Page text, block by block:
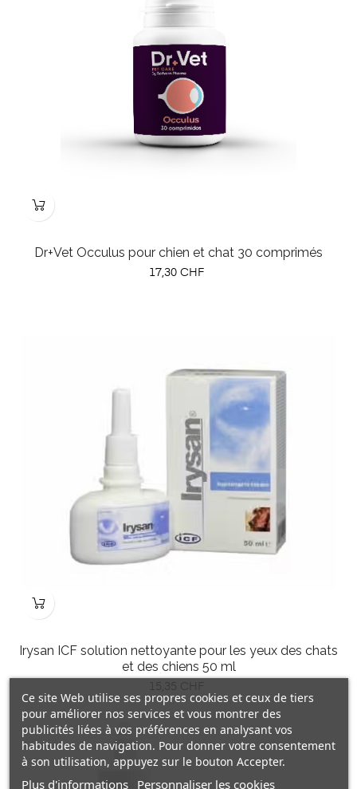
Dr+Vet Occulus pour chien et chat 30 comprimés
Prix
17,30 CHF
Irysan ICF solution nettoyante pour les yeux des chats
et des chiens 50 ml
Prix
15,35 CHF
Ce site Web utilise ses propres cookies et ceux de tiers
pour améliorer nos services et vous montrer des
publicités liées à vos préférences en analysant vos
habitudes de navigation. Pour donner votre consentement
à son utilisation, appuyez sur le bouton Accepter.
Plus d'informations Personnaliser les cookies